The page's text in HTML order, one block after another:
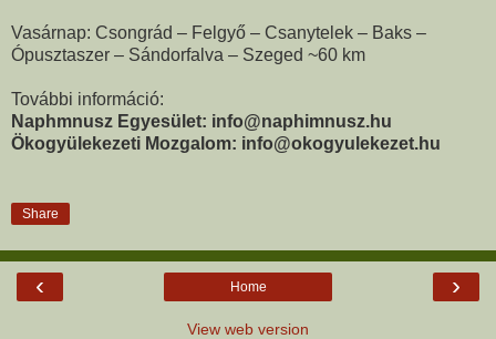
Vasárnap: Csongrád – Felgyő – Csanytelek – Baks –
Ópusztaszer – Sándorfalva – Szeged ~60 km
További információ:
Naphmnusz Egyesület: info@naphimnusz.hu
Ökogyülekezeti Mozgalom: info@okogyulekezet.hu
Share
‹ ›
Home
View web version